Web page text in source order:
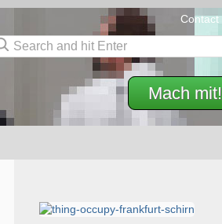
Mach mit!
Contact